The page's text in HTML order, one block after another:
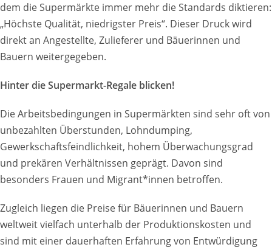
dem die Supermärkte immer mehr die Standards diktieren:
„Höchste Qualität, niedrigster Preis“. Dieser Druck wird
direkt an Angestellte, Zulieferer und Bäuerinnen und
Bauern weitergegeben.
Hinter die Supermarkt-Regale blicken!
Die Arbeitsbedingungen in Supermärkten sind sehr oft von
unbezahlten Überstunden, Lohndumping,
Gewerkschaftsfeindlichkeit, hohem Überwachungsgrad
und prekären Verhältnissen geprägt. Davon sind
besonders Frauen und Migrant*innen betroffen.
Zugleich liegen die Preise für Bäuerinnen und Bauern
weltweit vielfach unterhalb der Produktionskosten und
sind mit einer dauerhaften Erfahrung von Entwürdigung